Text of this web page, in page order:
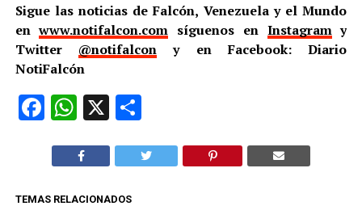
Sigue las noticias de Falcón, Venezuela y el Mundo
enwww.notifalcon.com síguenos en Instagramy
Twitter @notifalcon y en Facebook: Diario
NotiFalcón
Facebook
WhatsApp
X Compartir
TEMAS RELACIONADOS